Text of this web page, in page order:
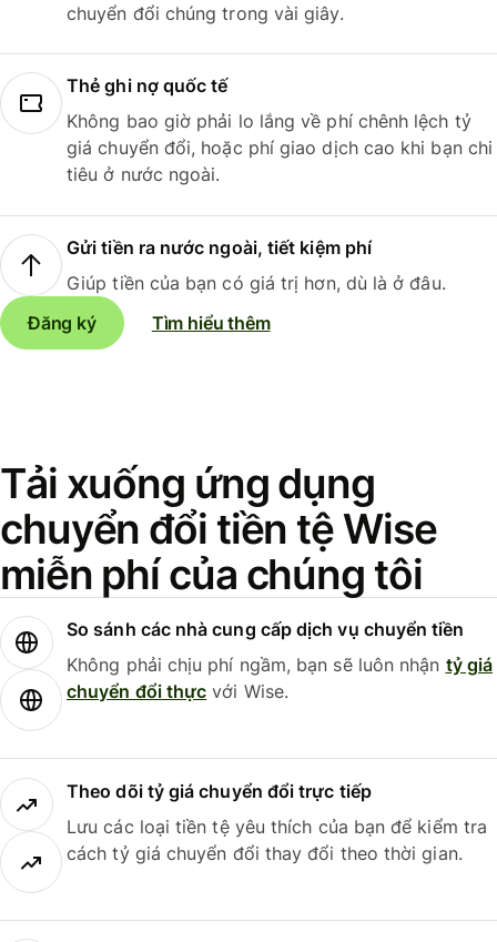
chuyển đổi chúng trong vài giây.
Thẻ ghi nợ quốc tế
Không bao giờ phải lo lắng về phí chênh lệch tỷ
giá chuyển đổi, hoặc phí giao dịch cao khi bạn chi
tiêu ở nước ngoài.
Gửi tiền ra nước ngoài, tiết kiệm phí
Giúp tiền của bạn có giá trị hơn, dù là ở đâu.
Đăng ký
Tìm hiểu thêm
Tải xuống ứng dụng
chuyển đổi tiền tệ Wise
miễn phí của chúng tôi
So sánh các nhà cung cấp dịch vụ chuyển tiền
Không phải chịu phí ngầm, bạn sẽ luôn nhận tỷ giá
chuyển đổi thực với Wise.
Theo dõi tỷ giá chuyển đổi trực tiếp
Lưu các loại tiền tệ yêu thích của bạn để kiểm tra
cách tỷ giá chuyển đổi thay đổi theo thời gian.